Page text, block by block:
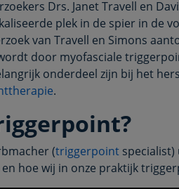
Drs. Janet Travell en
plek in de spier in de
van Travell en Simons
door myofasciale
onderdeel zijn bij het
.
(triggerpoint
hoe wij in onze praktijk